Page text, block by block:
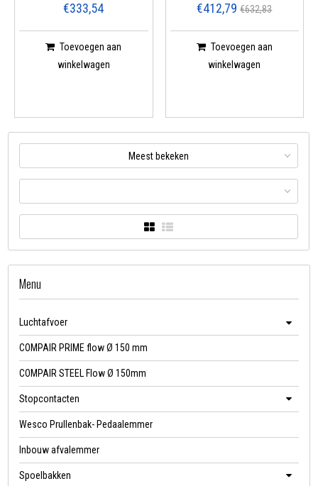
€333,54
Toevoegen aan
winkelwagen
€412,79 €632,83
Toevoegen aan
winkelwagen
Meest bekeken
Menu
Luchtafvoer
COMPAIR PRIME flow Ø 150 mm
COMPAIR STEEL Flow Ø 150mm
Stopcontacten
Wesco Prullenbak- Pedaalemmer
Inbouw afvalemmer
Spoelbakken